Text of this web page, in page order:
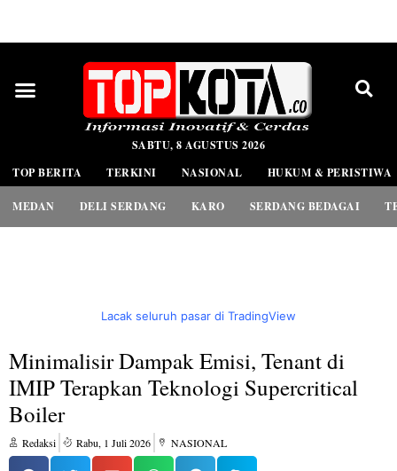
SABTU, 8 AGUSTUS 2026
TOP BERITA
TERKINI NASIONAL HUKUM & PERISTIWA
MEDAN DELI SERDANG KARO SERDANG BEDAGAI
Lacak seluruh pasar di TradingView
Minimalisir Dampak Emisi, Tenant di
IMIP Terapkan Teknologi Supercritical
Boiler
Redaksi Rabu, 1 Juli 2026 NASIONAL